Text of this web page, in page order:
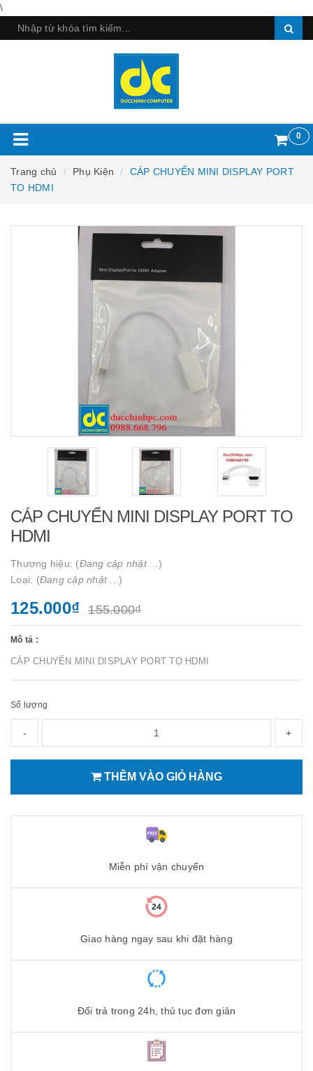
\
0
Trang chủ Phụ Kiện
CÁP CHUYỂN MINI DISPLAY PORT
TO HDMI
CÁP CHUYỂN MINI DISPLAY PORT TO
HDMI
Thương hiệu: (Đang cập nhật ... )
Loại: (Đang cập nhật ... )
125.000₫ 155.000₫
Mô tả :
CÁP CHUYỂN MINI DISPLAY PORT TO HDMI
Số lượng
- +
THÊM VÀO GIỎ HÀNG
Miễn phí vận chuyển
Giao hàng ngay sau khi đặt hàng
Đổi trả trong 24h, thủ tục đơn giản